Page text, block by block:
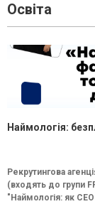
Освіта
Наймологія:
Рекрутингова
(входять до групи
"Наймологія: як